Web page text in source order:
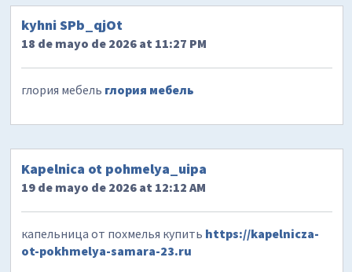
kyhni SPb_qjOt
18 de mayo de 2026 at 11:27 PM
глория мебель глория мебель
Kapelnica ot pohmelya_uipa
19 de mayo de 2026 at 12:12 AM
капельница от похмелья купить https://kapelnicza-
ot-pokhmelya-samara-23.ru